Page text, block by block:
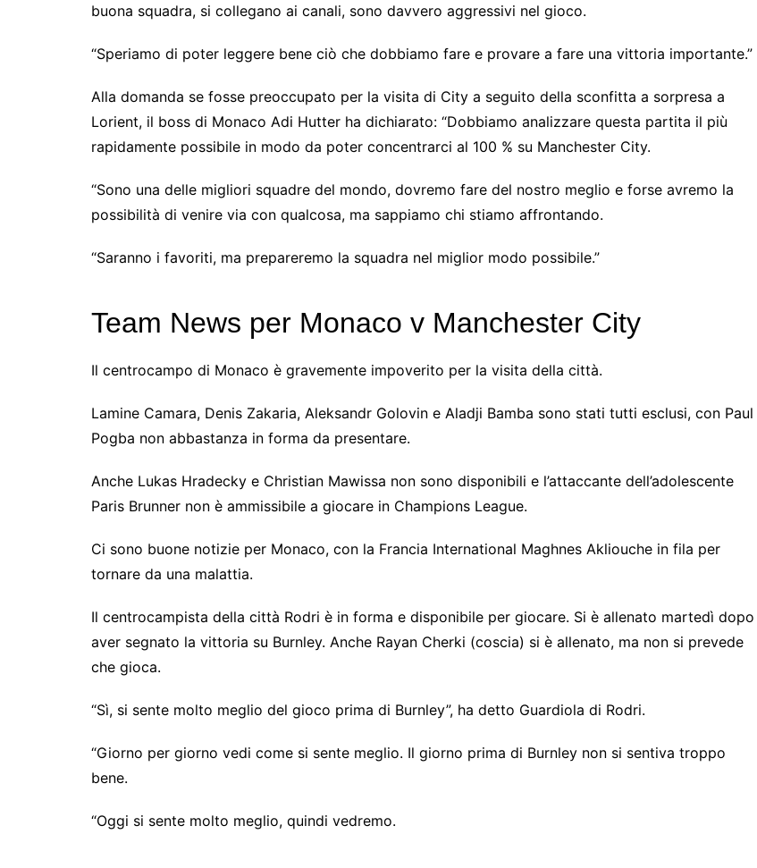
buona squadra, si collegano ai canali, sono davvero aggressivi nel gioco.
“Speriamo di poter leggere bene ciò che dobbiamo fare e provare a fare una vittoria importante.”
Alla domanda se fosse preoccupato per la visita di City a seguito della sconfitta a sorpresa a
Lorient, il boss di Monaco Adi Hutter ha dichiarato: “Dobbiamo analizzare questa partita il più
rapidamente possibile in modo da poter concentrarci al 100 % su Manchester City.
“Sono una delle migliori squadre del mondo, dovremo fare del nostro meglio e forse avremo la
possibilità di venire via con qualcosa, ma sappiamo chi stiamo affrontando.
“Saranno i favoriti, ma prepareremo la squadra nel miglior modo possibile.”
Team News per Monaco v Manchester City
Il centrocampo di Monaco è gravemente impoverito per la visita della città.
Lamine Camara, Denis Zakaria, Aleksandr Golovin e Aladji Bamba sono stati tutti esclusi, con Paul
Pogba non abbastanza in forma da presentare.
Anche Lukas Hradecky e Christian Mawissa non sono disponibili e l’attaccante dell’adolescente
Paris Brunner non è ammissibile a giocare in Champions League.
Ci sono buone notizie per Monaco, con la Francia International Maghnes Akliouche in fila per
tornare da una malattia.
Il centrocampista della città Rodri è in forma e disponibile per giocare. Si è allenato martedì dopo
aver segnato la vittoria su Burnley. Anche Rayan Cherki (coscia) si è allenato, ma non si prevede
che gioca.
“Sì, si sente molto meglio del gioco prima di Burnley”, ha detto Guardiola di Rodri.
“Giorno per giorno vedi come si sente meglio. Il giorno prima di Burnley non si sentiva troppo
bene.
“Oggi si sente molto meglio, quindi vedremo.